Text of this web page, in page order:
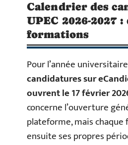
Calendrier des
UPEC 2026-2027 :
formations
Pour l’année
candidatures sur
ouvrent le 17 février
concerne l’ouverture
plateforme, mais
ensuite ses propres